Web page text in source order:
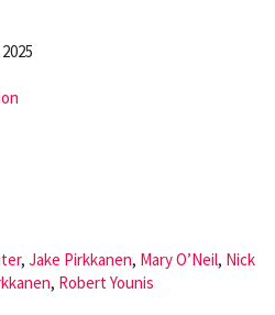
, Jake Pirkkanen, Mary O’Neil, Nick
, Robert Younis